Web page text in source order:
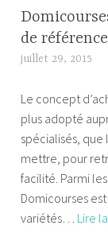
de référence
juillet 29, 2015
e
x
a
n
d
r
e
Le concept
plus adopté
spécialisés, que
mettre, pour
facilité. Parmi
Domicourses
variétés… Lire